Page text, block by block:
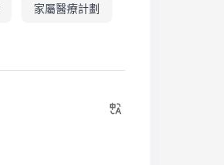
家屬醫療計劃